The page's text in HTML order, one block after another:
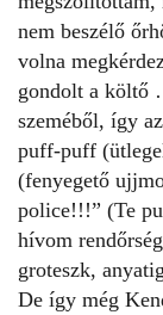
nem beszélő
volna
gondolt a költő
szeméből, így
puff-puff
(fenyegető
police!!!” (Te
hívom
groteszk,
De így még